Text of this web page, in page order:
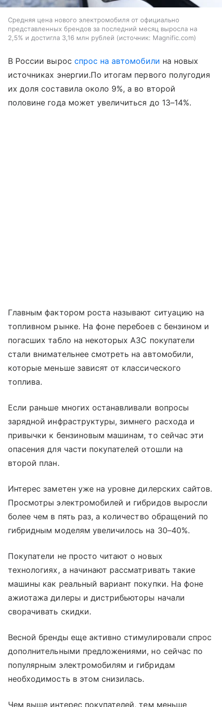
Средняя цена нового электромобиля от официально
представленных брендов за последний месяц выросла на
2,5% и достигла 3,16 млн рублей
источник: Magnific.com
В России вырос спрос на автомобили на новых
источниках энергии.По итогам первого полугодия
их доля составила около 9%, а во второй
половине года может увеличиться до 13–14%.
Главным фактором роста называют ситуацию на
топливном рынке. На фоне перебоев с бензином и
погасших табло на некоторых АЗС покупатели
стали внимательнее смотреть на автомобили,
которые меньше зависят от классического
топлива.
Если раньше многих останавливали вопросы
зарядной инфраструктуры, зимнего расхода и
привычки к бензиновым машинам, то сейчас эти
опасения для части покупателей отошли на
второй план.
Интерес заметен уже на уровне дилерских сайтов.
Просмотры электромобилей и гибридов выросли
более чем в пять раз, а количество обращений по
гибридным моделям увеличилось на 30–40%.
Покупатели не просто читают о новых
технологиях, а начинают рассматривать такие
машины как реальный вариант покупки. На фоне
ажиотажа дилеры и дистрибьюторы начали
сворачивать скидки.
Весной бренды еще активно стимулировали спрос
дополнительными предложениями, но сейчас по
популярным электромобилям и гибридам
необходимость в этом снизилась.
Чем выше интерес покупателей, тем меньше